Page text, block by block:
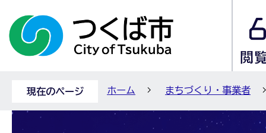
現在のページ ホーム まちづくり・事業者